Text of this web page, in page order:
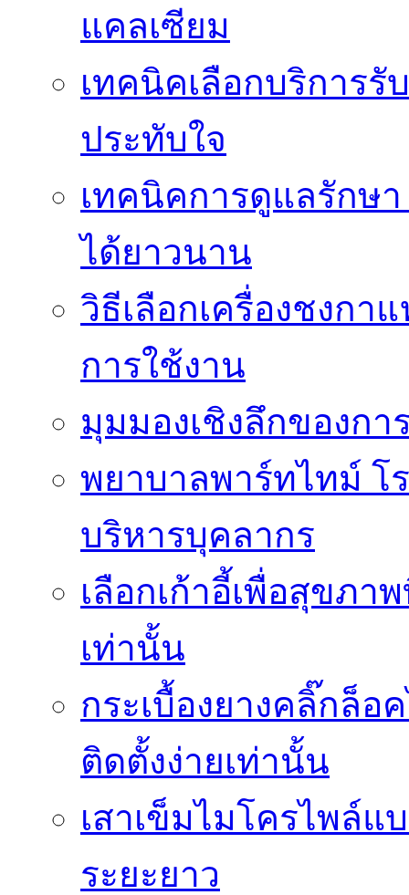
แคลเซียม
เทคนิคเลือกบริการรั
ประทับใจ
เทคนิคการดูแลรักษา
ได้ยาวนาน
วิธีเลือกเครื่องชงกา
การใช้งาน
มุมมองเชิงลึกของก
พยาบาลพาร์ทไทม์ โ
บริหารบุคลากร
เลือกเก้าอี้เพื่อสุขภา
เท่านั้น
กระเบื้องยางคลิ๊กล็อ
ติดตั้งง่ายเท่านั้น
เสาเข็มไมโครไพล์
ระยะยาว